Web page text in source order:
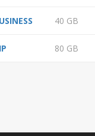
40 GB
80 GB